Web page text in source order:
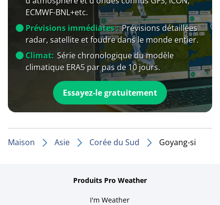
ECMWF-BNL+etc.
Prévisions immédiates : Prévisions détaillées
radar, satellite et foudre dans le monde entier.
Climat: Série chronologique du modèle
climatique ERA5 par pas de 10 jours.
Essayez-le gratuitement
Maison Asie Corée du Sud Goyang-si
Produits Pro Weather
I'm Weather